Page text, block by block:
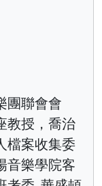
團聯會會
教授，喬治
檔案收集委
音樂學院客